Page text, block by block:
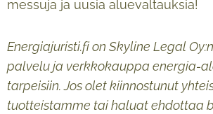
messuja ja uusia aluevaltauksia!
Energiajuristi.fi on Skyline Legal
palvelu ja verkkokauppa energia-
tarpeisiin. Jos olet kiinnostunut
tuotteistamme tai haluat ehdottaa